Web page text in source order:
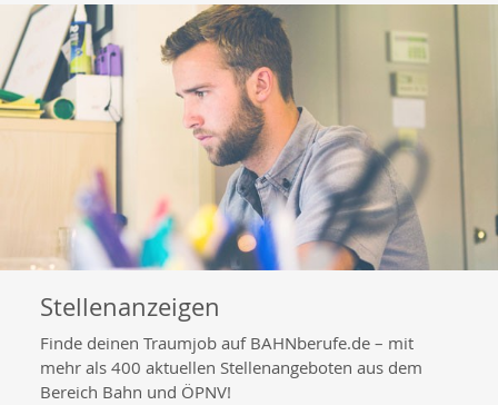
Stellenanzeigen
Finde deinen Traumjob auf BAHNberufe.de – mit
mehr als 400 aktuellen Stellenangeboten aus dem
Bereich Bahn und ÖPNV!